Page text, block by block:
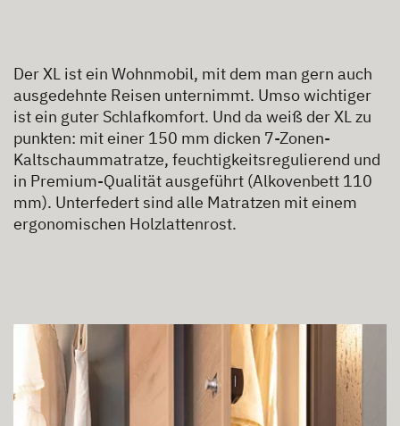
Der XL ist ein Wohnmobil, mit dem man gern auch
ausgedehnte Reisen unternimmt. Umso wichtiger
ist ein guter Schlafkomfort. Und da weiß der XL zu
punkten: mit einer 150 mm dicken 7-Zonen-
Kaltschaummatratze, feuchtigkeitsregulierend und
in Premium-Qualität ausgeführt (Alkovenbett 110
mm). Unterfedert sind alle Matratzen mit einem
ergonomischen Holzlattenrost.